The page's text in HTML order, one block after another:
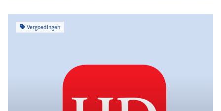
Vergoedingen